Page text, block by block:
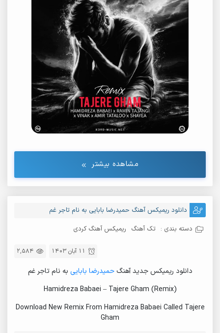
مشاهده بیشتر
دانلود ریمیکس آهنگ حمیدرضا بابایی به نام تاجر غم
دسته بندی : تک آهنگ ریمیکس آهنگ کردی
2,584 11 آبان 1403
دانلود ریمیکس جدید آهنگحمیدرضا بابایی به نام تاجر غم
Hamidreza Babaei – Tajere Gham (Remix)
Download New Remix From Hamidreza Babaei Called Tajere
Gham